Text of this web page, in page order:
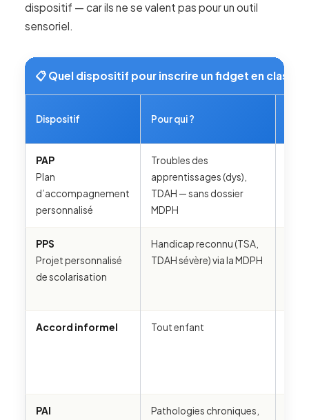
dispositif — car ils ne se valent pas pour un outil
sensoriel.
📋 Quel dispositif pour inscrire un fidget en classe ?
Dispositif Pour qui ?
PAP
Plan
d’accompagnement
personnalisé
Troubles des
apprentissages (dys),
TDAH — sans dossier
MDPH
PPS
Projet personnalisé
de scolarisation
Handicap reconnu (TSA,
TDAH sévère) via la MDPH
Accord informel Tout enfant
PAI
Pathologies chroniques,